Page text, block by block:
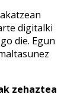
digitalki
die. Egun
zehaztea